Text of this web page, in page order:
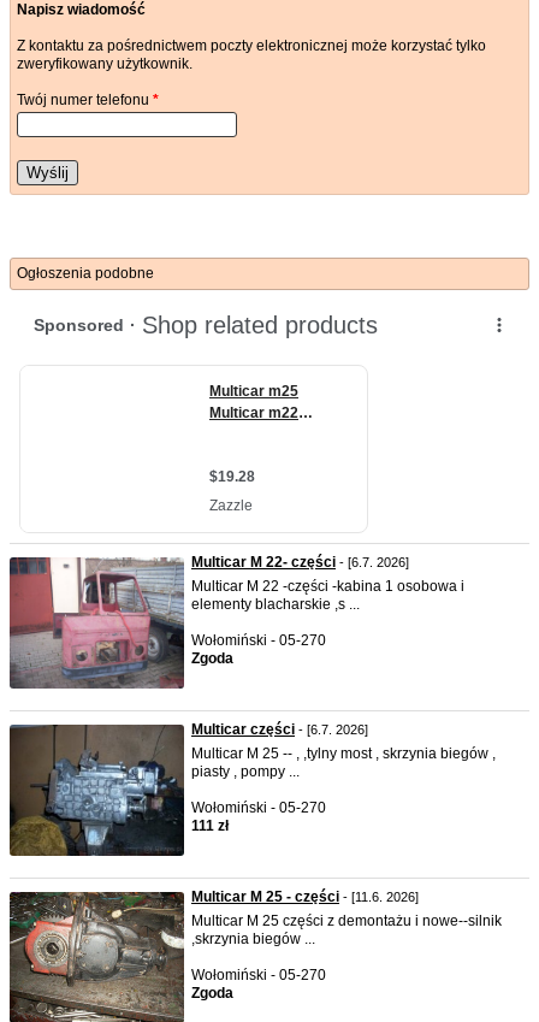
Napisz wiadomość
Z kontaktu za pośrednictwem poczty elektronicznej może korzystać tylko
zweryfikowany użytkownik.
Twój numer telefonu *
Wyślij
Ogłoszenia podobne
Multicar M 22- części - [6.7. 2026]
Multicar M 22 -części -kabina 1 osobowa i
elementy blacharskie ,s ...
Wołomiński - 05-270
Zgoda
Multicar części - [6.7. 2026]
Multicar M 25 -- , ,tylny most , skrzynia biegów ,
piasty , pompy ...
Wołomiński - 05-270
111 zł
Multicar M 25 - części - [11.6. 2026]
Multicar M 25 części z demontażu i nowe--silnik
,skrzynia biegów ...
Wołomiński - 05-270
Zgoda